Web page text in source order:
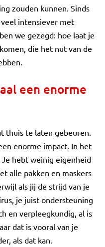
zouden kunnen. Sinds
intensiever met
we gezegd: hoe laat je
die het nut van de
een enorme
thuis te laten gebeuren.
enorme impact. In het
hebt weinig eigenheid
alle pakken en maskers
als jij de strijd van je
je juist ondersteuning
en verpleegkundig, al is
dat is vooral van je
als dat kan.